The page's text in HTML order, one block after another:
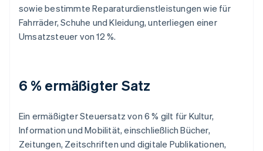
sowie bestimmte Reparaturdienstleistungen wie für
Fahrräder, Schuhe und Kleidung, unterliegen einer
Umsatzsteuer von 12 %.
6 % ermäßigter Satz
Ein ermäßigter Steuersatz von 6 % gilt für Kultur,
Information und Mobilität, einschließlich Bücher,
Zeitungen, Zeitschriften und digitale Publikationen,